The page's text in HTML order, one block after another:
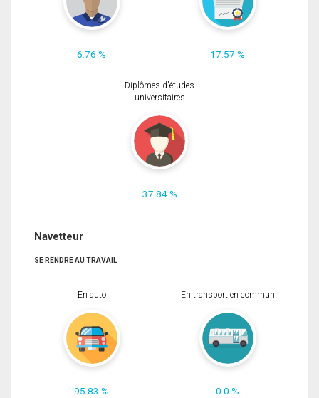
6.76 % 17.57 %
Diplômes d'études
universitaires
37.84 %
Navetteur
SE RENDRE AU TRAVAIL
En auto
95.83 %
En transport en commun
0.0 %